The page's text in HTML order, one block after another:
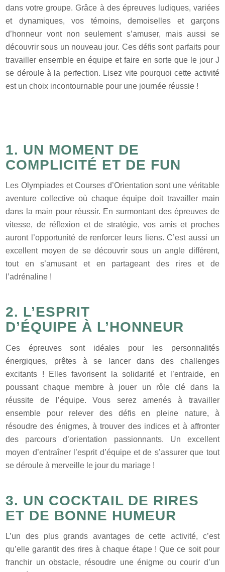
dans votre groupe. Grâce à des épreuves ludiques, variées
et dynamiques, vos témoins, demoiselles et garçons
d’honneur vont non seulement s’amuser, mais aussi se
découvrir sous un nouveau jour. Ces défis sont parfaits pour
travailler ensemble en équipe et faire en sorte que le jour J
se déroule à la perfection. Lisez vite pourquoi cette activité
est un choix incontournable pour une journée réussie !
1. UN MOMENT DE
COMPLICITÉ ET DE FUN
Les Olympiades et Courses d’Orientation sont une véritable
aventure collective où chaque équipe doit travailler main
dans la main pour réussir. En surmontant des épreuves de
vitesse, de réflexion et de stratégie, vos amis et proches
auront l’opportunité de renforcer leurs liens. C’est aussi un
excellent moyen de se découvrir sous un angle différent,
tout en s’amusant et en partageant des rires et de
l’adrénaline !
2. L’ESPRIT
D’ÉQUIPE À L’HONNEUR
Ces épreuves sont idéales pour les personnalités
énergiques, prêtes à se lancer dans des challenges
excitants ! Elles favorisent la solidarité et l’entraide, en
poussant chaque membre à jouer un rôle clé dans la
réussite de l’équipe. Vous serez amenés à travailler
ensemble pour relever des défis en pleine nature, à
résoudre des énigmes, à trouver des indices et à affronter
des parcours d’orientation passionnants. Un excellent
moyen d’entraîner l’esprit d’équipe et de s’assurer que tout
se déroule à merveille le jour du mariage !
3. UN COCKTAIL DE RIRES
ET DE BONNE HUMEUR
L’un des plus grands avantages de cette activité, c’est
qu’elle garantit des rires à chaque étape ! Que ce soit pour
franchir un obstacle, résoudre une énigme ou courir d’un